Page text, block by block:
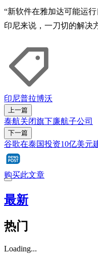
“新软件在雅加达可能运
印尼来说，一刀切的解决
印尼普拉博沃
上一篇
泰航关闭旗下廉航子公司
下一篇
谷歌在泰国投资10亿美元
购买此文章
最新
热门
Loading...